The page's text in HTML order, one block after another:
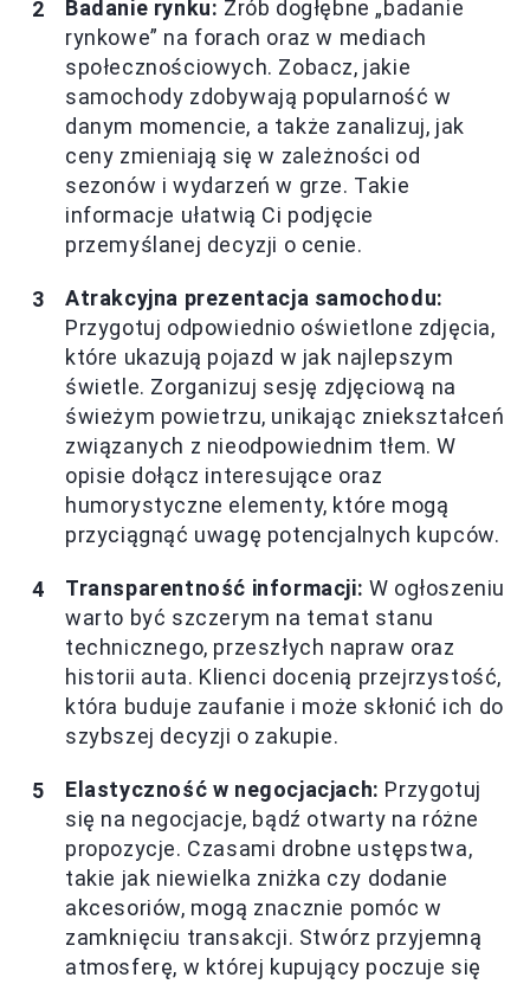
Badanie rynku: Zrób dogłębne „badanie
rynkowe” na forach oraz w mediach
społecznościowych. Zobacz, jakie
samochody zdobywają popularność w
danym momencie, a także zanalizuj, jak
ceny zmieniają się w zależności od
sezonów i wydarzeń w grze. Takie
informacje ułatwią Ci podjęcie
przemyślanej decyzji o cenie.
Atrakcyjna prezentacja samochodu:
Przygotuj odpowiednio oświetlone zdjęcia,
które ukazują pojazd w jak najlepszym
świetle. Zorganizuj sesję zdjęciową na
świeżym powietrzu, unikając zniekształceń
związanych z nieodpowiednim tłem. W
opisie dołącz interesujące oraz
humorystyczne elementy, które mogą
przyciągnąć uwagę potencjalnych kupców.
Transparentność informacji: W ogłoszeniu
warto być szczerym na temat stanu
technicznego, przeszłych napraw oraz
historii auta. Klienci docenią przejrzystość,
która buduje zaufanie i może skłonić ich do
szybszej decyzji o zakupie.
Elastyczność w negocjacjach: Przygotuj
się na negocjacje, bądź otwarty na różne
propozycje. Czasami drobne ustępstwa,
takie jak niewielka zniżka czy dodanie
akcesoriów, mogą znacznie pomóc w
zamknięciu transakcji. Stwórz przyjemną
atmosferę, w której kupujący poczuje się